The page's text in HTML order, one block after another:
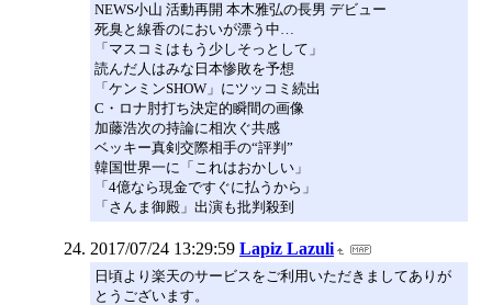
NEWS小山 活動再開 本木雅弘の長男 デビュー
死臭と線香のにおいが漂う中…
「マスコミはもう少しそっとして」
読んだ人はみな日本惨敗を予想
「ケンミンSHOW」にツッコミ続出
C・ロナ肘打ち決定的瞬間の画像
加藤浩次の持論に相次ぐ共感
ベッキー真剣交際相手の“評判”
韓国世界一に「これはおかしい」
「4億なら現金ですぐに払うから」
「さんま御殿」出演も批判殺到
2017/07/24 13:29:59 Lapiz Lazuli
日頃より楽天のサービスをご利用いただきましてありが
とうございます。